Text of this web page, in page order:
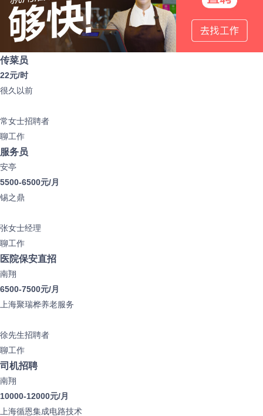
传菜员
22元/时
很久以前
常女士招聘者
聊工作
服务员
安亭
5500-6500元/月
锡之鼎
张女士经理
聊工作
医院保安直招
南翔
6500-7500元/月
上海聚瑞桦养老服务
徐先生招聘者
聊工作
司机招聘
南翔
10000-12000元/月
上海循恩集成电路技术